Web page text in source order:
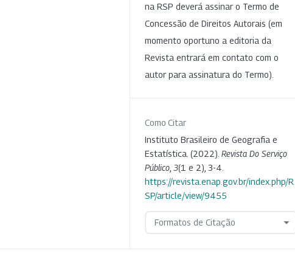
na RSP deverá assinar o Termo de
Concessão de Direitos Autorais (em
momento oportuno a editoria da
Revista entrará em contato com o
autor para assinatura do Termo).
Como Citar
Instituto Brasileiro de Geografia e
Estatística. (2022). Revista Do Serviço
Público 3(1 e 2), 3-4.
https://revista.enap.gov.br/index.php/R
SP/article/view/9455
Formatos de Citação